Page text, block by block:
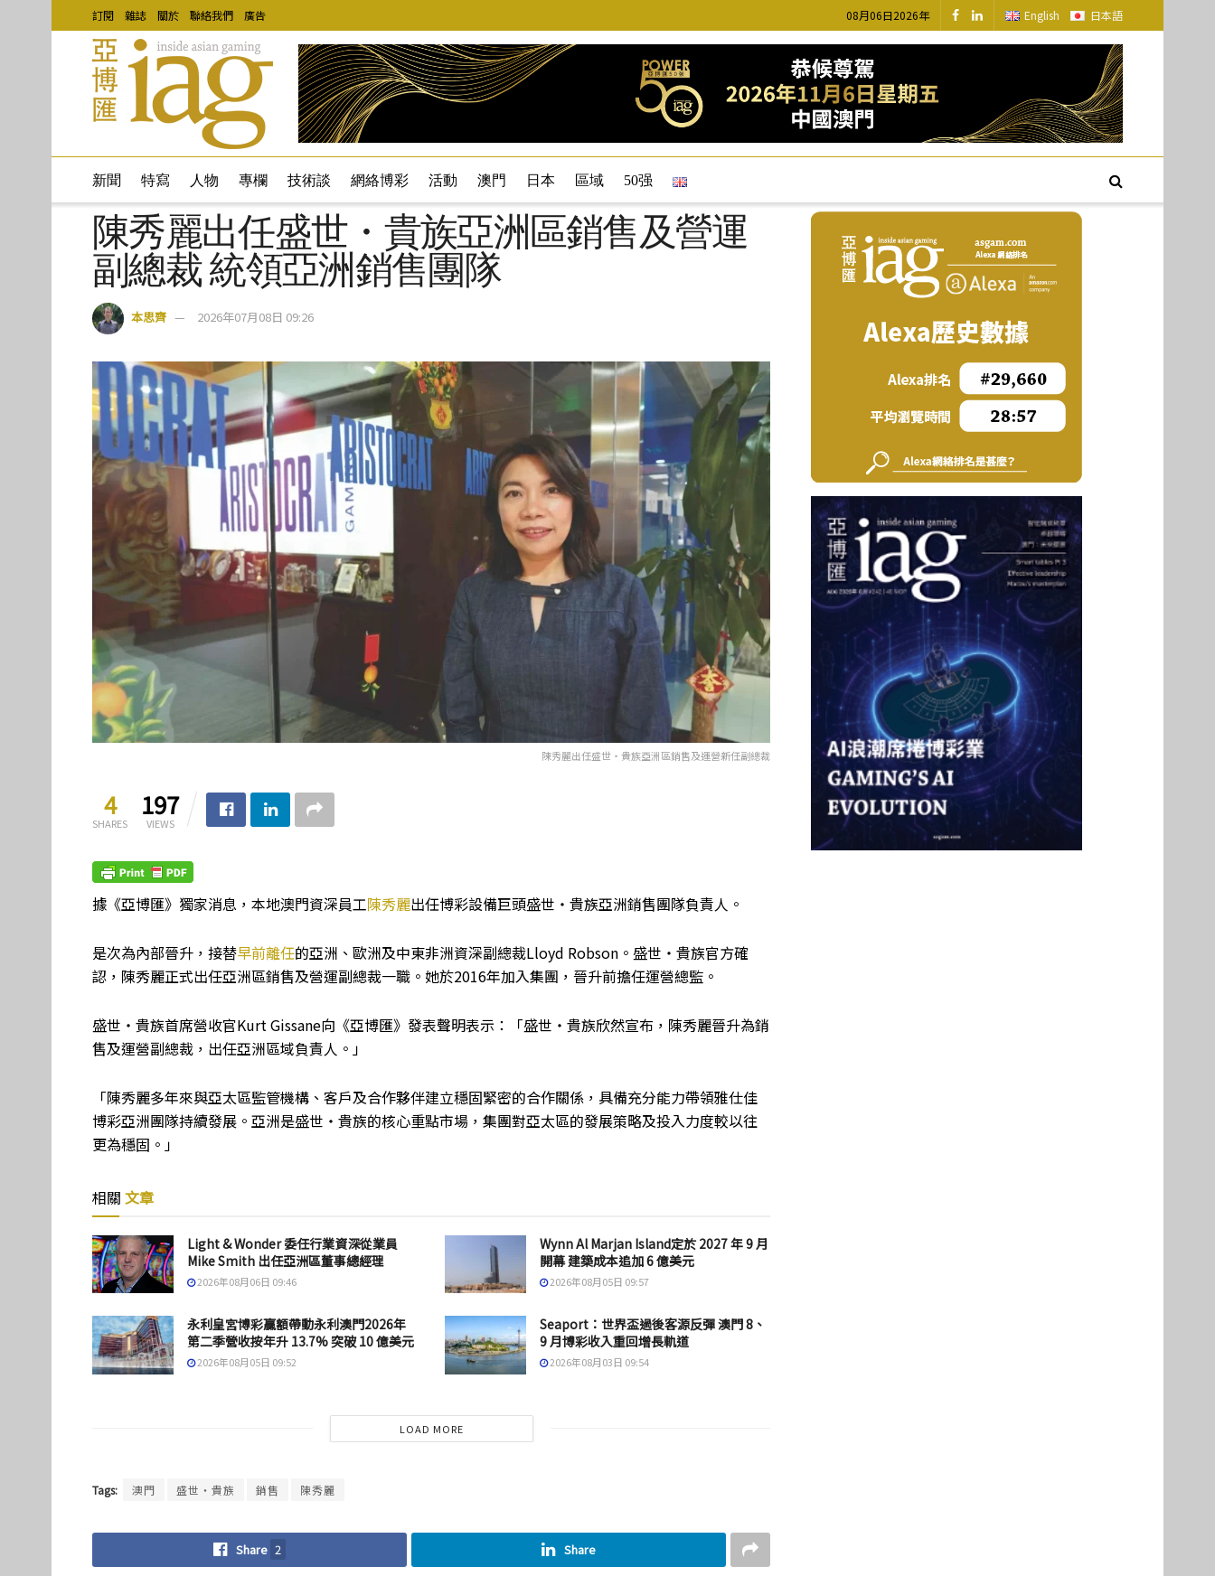
訂閱 雜誌 關於 聯絡我們 廣告 08月06日2026年 English 日本語
新聞 特寫 人物 專欄 技術談 網絡博彩 活動 澳門 日本 區域 50强
陳秀麗出任盛世・貴族亞洲區銷售及營運
副總裁 統領亞洲銷售團隊
本思齊 2026年07月08日 09:26
陳秀麗出任盛世・貴族亞洲區銷售及運營新任副總裁
4
SHARES
197
VIEWS
據《亞博匯》獨家消息，本地澳門資深員工陳秀麗出任博彩設備巨頭盛世・貴族亞洲銷售團隊負責人。
是次為內部晉升，接替早前離任的亞洲、歐洲及中東非洲資深副總裁Lloyd Robson。盛世・貴族官方確
認，陳秀麗正式出任亞洲區銷售及營運副總裁一職。她於2016年加入集團，晉升前擔任運營總監。
盛世・貴族首席營收官Kurt Gissane向《亞博匯》發表聲明表示：「盛世・貴族欣然宣布，陳秀麗晉升為銷
售及運營副總裁，出任亞洲區域負責人。」
「陳秀麗多年來與亞太區監管機構、客戶及合作夥伴建立穩固緊密的合作關係，具備充分能力帶領雅仕佳
博彩亞洲團隊持續發展。亞洲是盛世・貴族的核心重點市場，集團對亞太區的發展策略及投入力度較以往
更為穩固。」
相關 文章
Light & Wonder 委任行業資深從業員
Mike Smith 出任亞洲區董事總經理
2026年08月06日 09:46
Wynn Al Marjan Island定於 2027 年 9 月
開幕 建築成本追加 6 億美元
2026年08月05日 09:57
永利皇宮博彩贏額帶動永利澳門2026年
第二季營收按年升 13.7% 突破 10 億美元
2026年08月05日 09:52
Seaport：世界盃過後客源反彈 澳門 8、
9 月博彩收入重回增長軌道
2026年08月03日 09:54
LOAD MORE
Tags: 澳門 盛世・貴族 銷售 陳秀麗
Share 2 Share